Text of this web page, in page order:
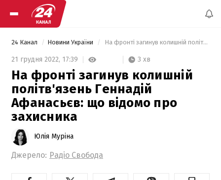
24 Канал Новини України На фронті загинув колишній політв'язень Геннадій Афанасьєв: що відомо про захисника
21 грудня 2022, 17:39 3 хв
На фронті загинув колишній
політв'язень Геннадій
Афанасьєв: що відомо про
захисника
Юлія Муріна
Джерело: Радіо Свобода